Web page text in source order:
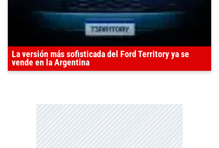
La versión más sofisticada del Ford Territory ya se
vende en la Argentina